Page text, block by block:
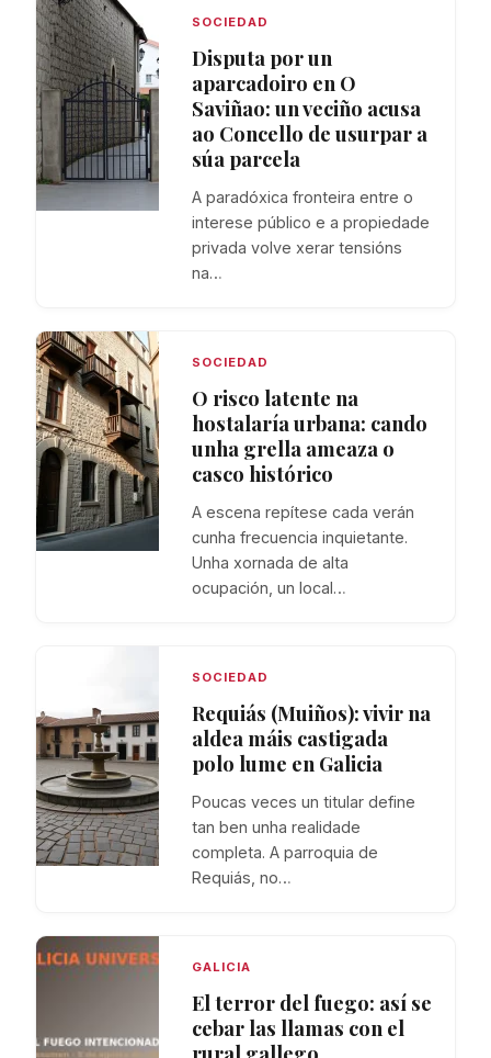
SOCIEDAD
Disputa por un
aparcadoiro en O
Saviñao: un veciño acusa
ao Concello de usurpar a
súa parcela
A paradóxica fronteira entre o
interese público e a propiedade
privada volve xerar tensións
na…
SOCIEDAD
O risco latente na
hostalaría urbana: cando
unha grella ameaza o
casco histórico
A escena repítese cada verán
cunha frecuencia inquietante.
Unha xornada de alta
ocupación, un local…
SOCIEDAD
Requiás (Muiños): vivir na
aldea máis castigada
polo lume en Galicia
Poucas veces un titular define
tan ben unha realidade
completa. A parroquia de
Requiás, no…
GALICIA
El terror del fuego: así se
cebar las llamas con el